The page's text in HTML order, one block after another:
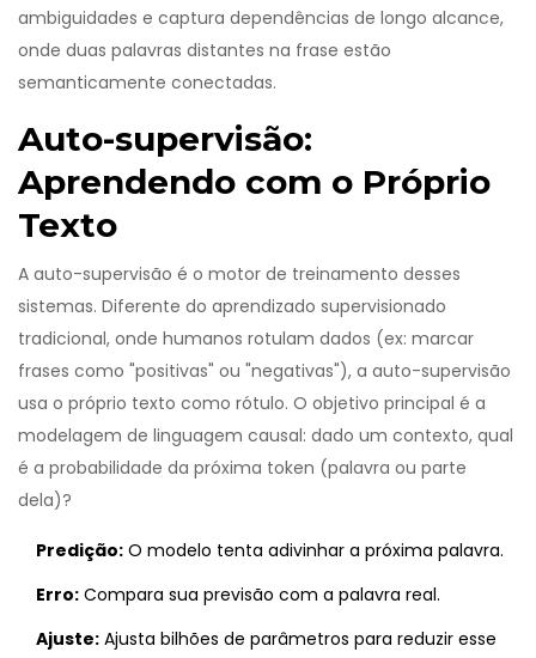
ambiguidades e captura dependências de longo alcance,
onde duas palavras distantes na frase estão
semanticamente conectadas.
Auto-supervisão:
Aprendendo com o Próprio
Texto
A auto-supervisão é o motor de treinamento desses
sistemas. Diferente do aprendizado supervisionado
tradicional, onde humanos rotulam dados (ex: marcar
frases como "positivas" ou "negativas"), a auto-supervisão
usa o próprio texto como rótulo. O objetivo principal é a
modelagem de linguagem causal: dado um contexto, qual
é a probabilidade da próxima token (palavra ou parte
dela)?
Predição: O modelo tenta adivinhar a próxima palavra.
Erro: Compara sua previsão com a palavra real.
Ajuste: Ajusta bilhões de parâmetros para reduzir esse